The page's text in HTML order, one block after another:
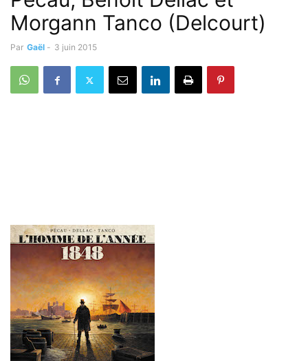
Morgann Tanco (Delcourt)
Par Gaël - 3 juin 2015